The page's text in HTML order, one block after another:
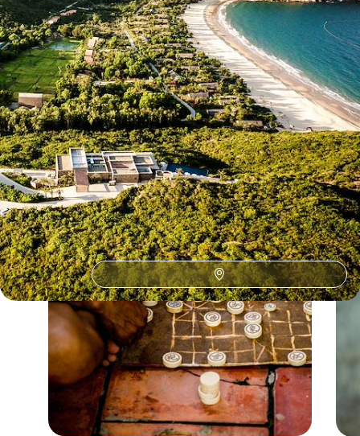
1
Le GuideCircuit Vietnam
Conseils pratiques, témoignages et inspirations pour bien préparer son
voyage